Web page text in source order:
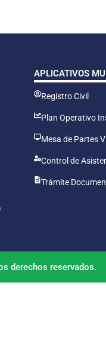
APLICATIVOS
Registro Civil
Plan Operativo
Mesa de Partes
Control de
Trámite
derechos reservados.